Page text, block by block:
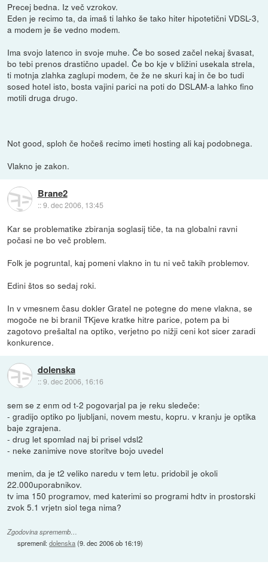
Precej bedna. Iz več vzrokov.
Eden je recimo ta, da imaš ti lahko še tako hiter hipotetični VDSL-3,
a modem je še vedno modem.
Ima svojo latenco in svoje muhe. Če bo sosed začel nekaj švasat,
bo tebi prenos drastično upadel. Če bo kje v bližini usekala strela,
ti motnja zlahka zaglupi modem, če že ne skuri kaj in če bo tudi
sosed hotel isto, bosta vajini parici na poti do DSLAM-a lahko fino
motili druga drugo.
Not good, sploh če hočeš recimo imeti hosting ali kaj podobnega.
Vlakno je zakon.
Brane2
::9. dec 2006, 13:45
Kar se problematike zbiranja soglasij tiče, ta na globalni ravni
počasi ne bo več problem.
Folk je pogruntal, kaj pomeni vlakno in tu ni več takih problemov.
Edini štos so sedaj roki.
In v vmesnem času dokler Gratel ne potegne do mene vlakna, se
mogoče ne bi branil TKjeve kratke hitre parice, potem pa bi
zagotovo prešaltal na optiko, verjetno po nižji ceni kot sicer zaradi
konkurence.
dolenska
::9. dec 2006, 16:16
sem se z enm od t-2 pogovarjal pa je reku sledeče:
- gradijo optiko po ljubljani, novem mestu, kopru. v kranju je optika
baje zgrajena.
- drug let spomlad naj bi prisel vdsl2
- neke zanimive nove storitve bojo uvedel
menim, da je t2 veliko naredu v tem letu. pridobil je okoli
22.000uporabnikov.
tv ima 150 programov, med katerimi so programi hdtv in prostorski
zvok 5.1 vrjetn siol tega nima?
Zgodovina sprememb…
spremenil:dolenska(9. dec 2006 ob 16:19)